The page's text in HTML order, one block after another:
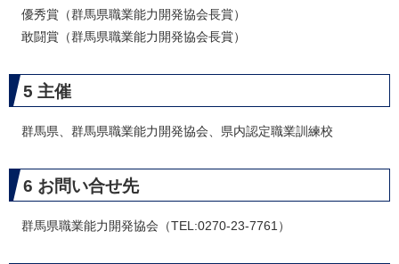
優秀賞（群馬県職業能力開発協会長賞）
敢闘賞（群馬県職業能力開発協会長賞）
5 主催
群馬県、群馬県職業能力開発協会、県内認定職業訓練校
6 お問い合せ先
群馬県職業能力開発協会（TEL:0270-23-7761）